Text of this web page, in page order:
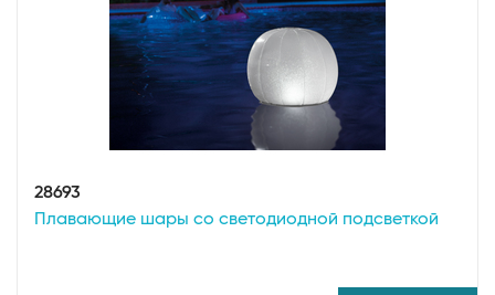
28693
Плавающие шары со светодиодной подсветкой